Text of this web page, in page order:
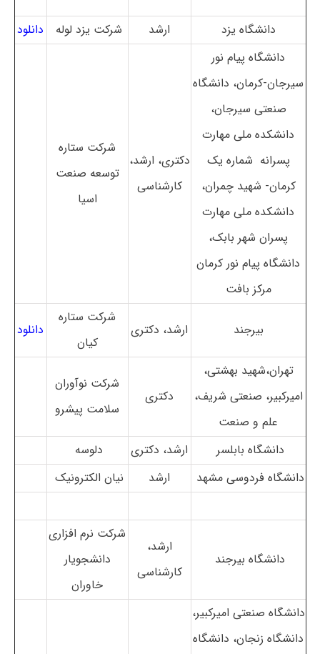
دانشگاه یزد ارشد شرکت یزد لوله
دانلود
دانشگاه پیام نور
سیرجان-کرمان، دانشگاه
صنعتی سیرجان،
دانشکده ملی مهارت
پسرانه شماره یک
کرمان- شهید چمران،
دانشکده ملی مهارت
پسران شهر بابک،
دانشگاه پیام نور کرمان
مرکز بافت
دکتری، ارشد،
کارشناسی
شرکت ستاره
توسعه صنعت
اسیا
بیرجند ارشد، دکتری
شرکت ستاره
کیان
دانلود
تهران،شهید بهشتی،
امیرکبیر، صنعتی شریف،
علم و صنعت
دکتری
شرکت نوآوران
سلامت پیشرو
دانشگاه بابلسر ارشد، دکتری
دلوسه
دانشگاه فردوسی مشهد
ارشد نیان الکترونیک
دانشگاه بیرجند
ارشد،
کارشناسی
شرکت نرم افزاری
دانشجویار
خاوران
دانشگاه صنعتی امیرکبیر،
دانشگاه زنجان، دانشگاه